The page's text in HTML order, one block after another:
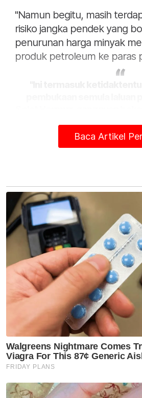
"Namun begitu, masih
risiko jangka pendek yang
penurunan harga minyak
produk petroleum ke paras
sepenuhnya, serta risiko
mencapai penyelesaian
Mengulas lanjut, MoF
keadaan ini, tanggungan
berdasarkan harga pasaran
diunjurkan tinggi, iaitu sekitar
sebulan.
Baca Artikel